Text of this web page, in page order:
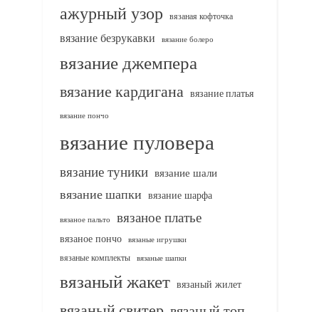
ажурный узор вязаная кофточка
вязание безрукавки вязание болеро
вязание джемпера
вязание кардигана вязание платья
вязание пончо
вязание пуловера
вязание туники вязание шали
вязание шапки вязание шарфа
вязаное пальто вязаное платье
вязаное пончо вязаные игрушки
вязаные комплекты
вязаные шапки
вязаный жакет вязаный жилет